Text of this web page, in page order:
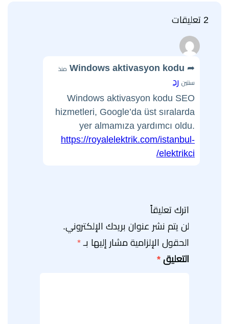
2 تعليقات
Windows aktivasyon kodu منذ
سنتين رد
Windows aktivasyon kodu SEO
hizmetleri, Google’da üst sıralarda
yer almamıza yardımcı oldu.
https://royalelektrik.com/istanbul-
elektrikci/
اترك تعليقاً
لن يتم نشر عنوان بريدك الإلكتروني.
الحقول الإلزامية مشار إليها بـ *
التعليق *